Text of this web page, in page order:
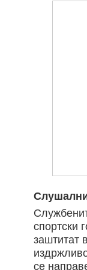
спортски
заштитат
се